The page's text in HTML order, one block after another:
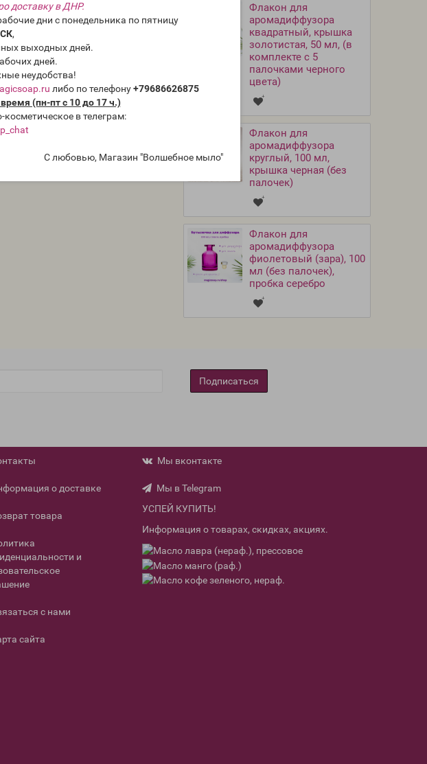
доставку в ДНР.
дни с понедельника по пятницу
,
выходных дней.
дней.
неудобства!
либо по телефону+79686626875
(пн-пт с 10 до 17 ч.)
в телеграм:
С любовью, Магазин "Волшебное мыло"
Флакон для
аромадиффузора
квадратный, крышка
золотистая, 50 мл, (в
комплекте с 5
палочками черного
цвета)
Флакон для
аромадиффузора
круглый, 100 мл,
крышка черная (без
палочек)
Флакон для
аромадиффузора
фиолетовый (зара), 100
мл (без палочек),
пробка серебро
Подписаться
о доставке
товара
и
с нами
сайта
Мы вконтакте
Мы в Telegram
УСПЕЙ КУПИТЬ!
Информация о товарах, скидках, акциях.